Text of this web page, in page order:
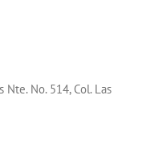
No. 514, Col. Las